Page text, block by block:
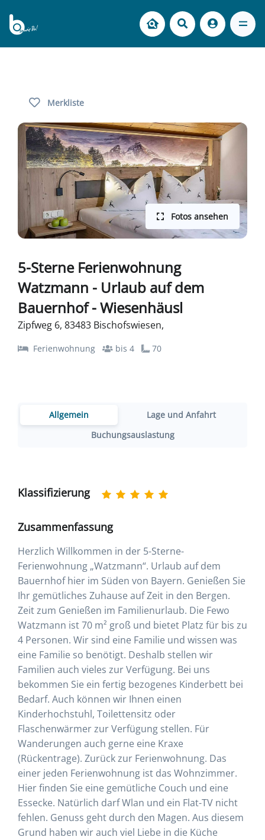
Merkliste
Fotos ansehen
5-Sterne Ferienwohnung
Watzmann - Urlaub auf dem
Bauernhof - Wiesenhäusl
Zipfweg 6, 83483 Bischofswiesen,
Ferienwohnung bis 4 70
Allgemein
Lage und Anfahrt
Buchungsauslastung
Klassifizierung
Zusammenfassung
Herzlich Willkommen in der 5-Sterne-
Ferienwohnung „Watzmann“. Urlaub auf dem
Bauernhof hier im Süden von Bayern. Genießen Sie
Ihr gemütliches Zuhause auf Zeit in den Bergen.
Zeit zum Genießen im Familienurlaub. Die Fewo
Watzmann ist 70 m² groß und bietet Platz für bis zu
4 Personen. Wir sind eine Familie und wissen was
eine Familie so benötigt. Deshalb stellen wir
Familien auch vieles zur Verfügung. Bei uns
bekommen Sie ein fertig bezogenes Kinderbett bei
Bedarf. Auch können wir Ihnen einen
Kinderhochstuhl, Toilettensitz oder
Flaschenwärmer zur Verfügung stellen. Für
Wanderungen auch gerne eine Kraxe
(Rückentrage). Zurück zur Ferienwohnung. Das
einer jeden Ferienwohnung ist das Wohnzimmer.
Hier finden Sie eine gemütliche Couch und eine
Essecke. Natürlich darf Wlan und ein Flat-TV nicht
fehlen. Genuss geht durch den Magen. Aus diesem
Grund haben wir auch viel Liebe in die Küche